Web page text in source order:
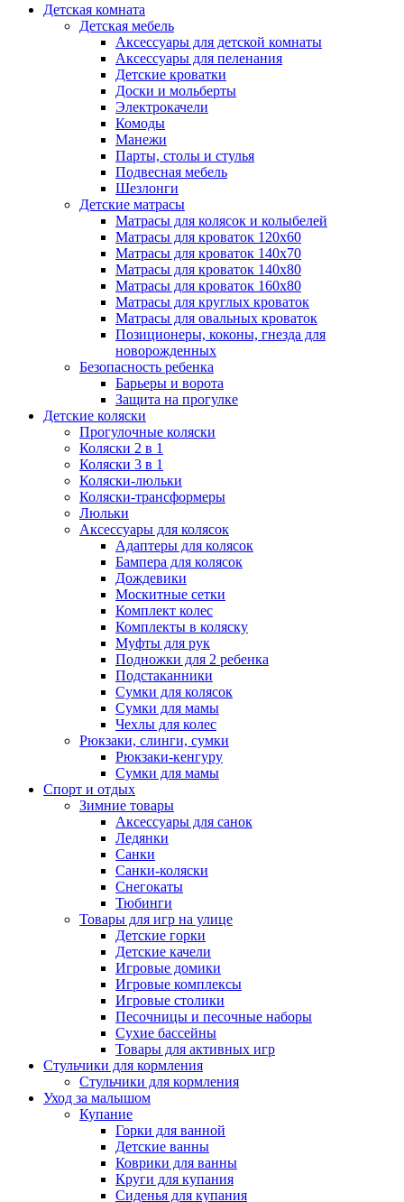
Детская комната
Детская мебель
Аксессуары для детской комнаты
Аксессуары для пеленания
Детские кроватки
Доски и мольберты
Электрокачели
Комоды
Манежи
Парты, столы и стулья
Подвесная мебель
Шезлонги
Детские матрасы
Матрасы для колясок и колыбелей
Матрасы для кроваток 120х60
Матрасы для кроваток 140х70
Матрасы для кроваток 140х80
Матрасы для кроваток 160х80
Матрасы для круглых кроваток
Матрасы для овальных кроваток
Позиционеры, коконы, гнезда для
новорожденных
Безопасность ребенка
Барьеры и ворота
Защита на прогулке
Детские коляски
Прогулочные коляски
Коляски 2 в 1
Коляски 3 в 1
Коляски-люльки
Коляски-трансформеры
Люльки
Аксессуары для колясок
Адаптеры для колясок
Бампера для колясок
Дождевики
Москитные сетки
Комплект колес
Комплекты в коляску
Муфты для рук
Подножки для 2 ребенка
Подстаканники
Сумки для колясок
Сумки для мамы
Чехлы для колес
Рюкзаки, слинги, сумки
Рюкзаки-кенгуру
Сумки для мамы
Спорт и отдых
Зимние товары
Аксессуары для санок
Ледянки
Санки
Санки-коляски
Снегокаты
Тюбинги
Товары для игр на улице
Детские горки
Детские качели
Игровые домики
Игровые комплексы
Игровые столики
Песочницы и песочные наборы
Сухие бассейны
Товары для активных игр
Стульчики для кормления
Стульчики для кормления
Уход за малышом
Купание
Горки для ванной
Детские ванны
Коврики для ванны
Круги для купания
Сиденья для купания